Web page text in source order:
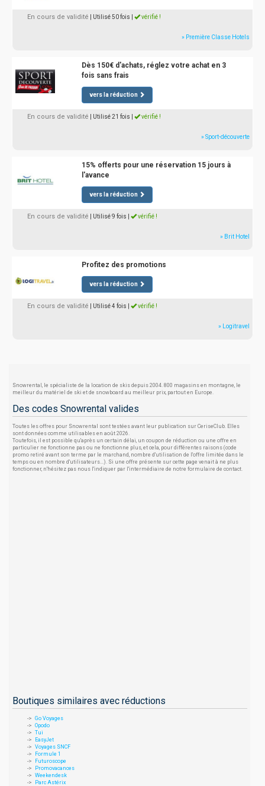
En cours de validité | Utilisé 50 fois vérifié !
» Première Classe Hotels
Dès 150€ d'achats, réglez votre achat en 3
fois sans frais
vers la réduction
En cours de validité | Utilisé 21 fois vérifié !
» Sport-découverte
15% offerts pour une réservation 15 jours à
l'avance
vers la réduction
En cours de validité | Utilisé 9 fois vérifié !
» Brit Hotel
Profitez des promotions
vers la réduction
En cours de validité | Utilisé 4 fois vérifié !
» Logitravel
Snowrental, le spécialiste de la location de skis depuis 2004. 800 magasins en montagne, le
meilleur du matériel de ski et de snowboard au meilleur prix, partout en Europe.
Des codes Snowrental valides
Toutes les offres pour Snowrental sont testées avant leur publication sur CeriseClub. Elles
sont données comme utilisables en août 2026.
Toutefois, il est possible qu'après un certain délai, un coupon de réduction ou une offre en
particulier ne fonctionne pas ou ne fonctionne plus, et cela, pour différentes raisons (code
promo retiré avant son terme par le marchand, nombre d'utilisation de l'offre limitée dans le
temps ou en nombre d'utilisateurs...). Si une offre présente sur cette page venait à ne plus
fonctionner, n'hésitez pas nous l'indiquer par l'intermédiaire de notre formulaire de contact.
Boutiques similaires avec réductions
Go Voyages
Opodo
Tui
EasyJet
Voyages SNCF
Formule 1
Futuroscope
Promovacances
Weekendesk
Parc Astérix